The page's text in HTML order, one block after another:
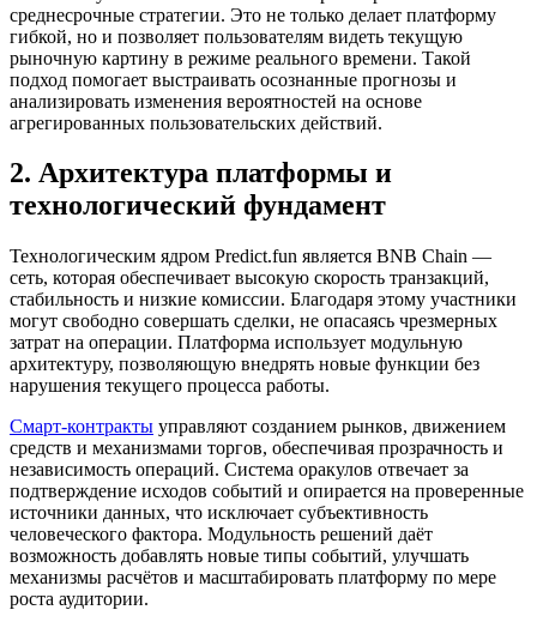
среднесрочные стратегии. Это не только делает платформу
гибкой, но и позволяет пользователям видеть текущую
рыночную картину в режиме реального времени. Такой
подход помогает выстраивать осознанные прогнозы и
анализировать изменения вероятностей на основе
агрегированных пользовательских действий.
2. Архитектура платформы и
технологический фундамент
Технологическим ядром Predict.fun является BNB Chain —
сеть, которая обеспечивает высокую скорость транзакций,
стабильность и низкие комиссии. Благодаря этому участники
могут свободно совершать сделки, не опасаясь чрезмерных
затрат на операции. Платформа использует модульную
архитектуру, позволяющую внедрять новые функции без
нарушения текущего процесса работы.
Смарт-контракты управляют созданием рынков, движением
средств и механизмами торгов, обеспечивая прозрачность и
независимость операций. Система оракулов отвечает за
подтверждение исходов событий и опирается на проверенные
источники данных, что исключает субъективность
человеческого фактора. Модульность решений даёт
возможность добавлять новые типы событий, улучшать
механизмы расчётов и масштабировать платформу по мере
роста аудитории.